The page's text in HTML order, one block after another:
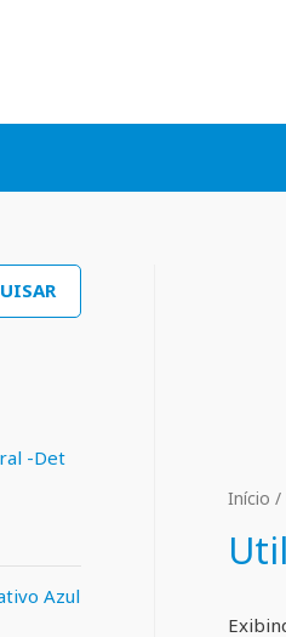
-Det
Azul
Início /